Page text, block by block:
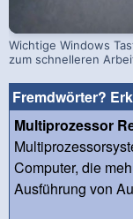
Wichtige Windows
zum schnelleren
Fremdwörter?
Multiprozessor
Computer, die
Ausführung von